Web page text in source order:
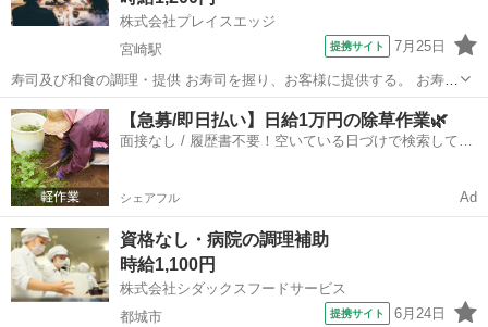
株式会社プレイスエッジ
宮崎駅
提携サイト 7月25日
寿司及び和食の調理・提供 お寿司を握り、お客様に提供する。 お寿司
以外の和食も提供して頂きます。 ★30代、40代、50代の男性活躍中
派遣社員 ★昇給あり(規定有) ★各種社会保険完備(法令に準じ加入条件
を満たし...
宮崎 宮崎市 宮崎駅 その他
【急募/即日払い】日給1万円の除草作業🌿
面接なし / 履歴書不要！空いている日づけで検索して即
シェアフル Ad
資格なし・病院の調理補助
時給1,100円
株式会社シダックスフードサービス
都城市
提携サイト 6月24日